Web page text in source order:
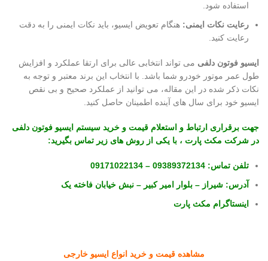
استفاده شود.
رعایت نکات ایمنی: هنگام تعویض ایسیو، باید نکات ایمنی را به دقت
رعایت کنید.
ایسیو فوتون دلفی می تواند انتخابی عالی برای ارتقا عملکرد و افزایش
طول عمر موتور خودرو شما باشد. با انتخاب این برند معتبر و توجه به
نکات ذکر شده در این مقاله، می توانید از عملکرد صحیح و بی نقص
ایسیو خود برای سال های آینده اطمینان حاصل کنید.
جهت برقراری ارتباط و استعلام قیمت و خرید سیستم ایسیو فوتون دلفی
در شرکت مکث پارت ، با یکی از روش های زیر تماس بگیرید:
تلفن تماس: 09389372134
–
09171022134
آدرس: شیراز – بلوار امیر کبیر – نبش خیابان فاخته یک
اینستاگرام مکث پارت
مشاهده قیمت و خرید انواع ایسیو خارجی